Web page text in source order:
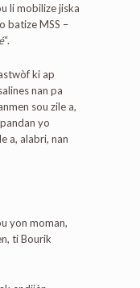
li mobilize jiska
batize MSS –
“.
ki ap
nan pa
sou zile a,
yo
a, alabri, nan
yon moman,
ti Bourik